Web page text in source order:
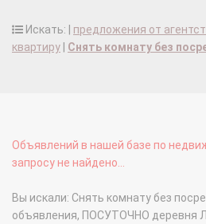
Искать: | предложения от
квартиру
Снять комнату без
Объявлений в нашей базе по
запросу не найдено...
Вы искали: Снять комнату без
объявления, ПОСУТОЧНО деревня